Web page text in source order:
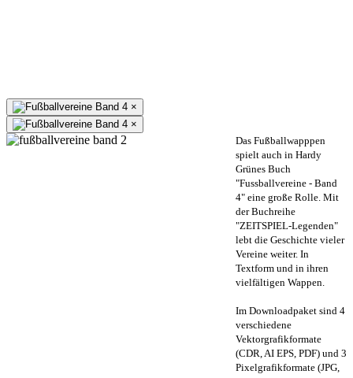
×
×
Das Fußballwapppen
spielt auch in Hardy
Grünes Buch
"Fussballvereine - Band
4" eine große Rolle. Mit
der Buchreihe
"ZEITSPIEL-Legenden"
lebt die Geschichte vieler
Vereine weiter. In
Textform und in ihren
vielfältigen Wappen.
Im Downloadpaket sind 4
verschiedene
Vektorgrafikformate
(CDR, AI EPS, PDF) und 3
Pixelgrafikformate (JPG,